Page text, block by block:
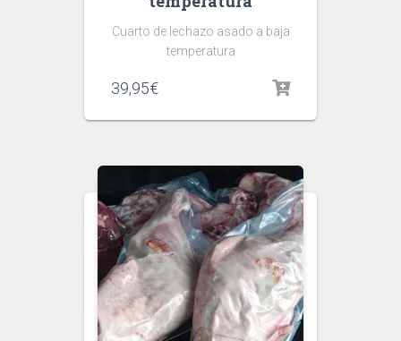
Cuarto de lechazo asado a baja
temperatura
39,95€